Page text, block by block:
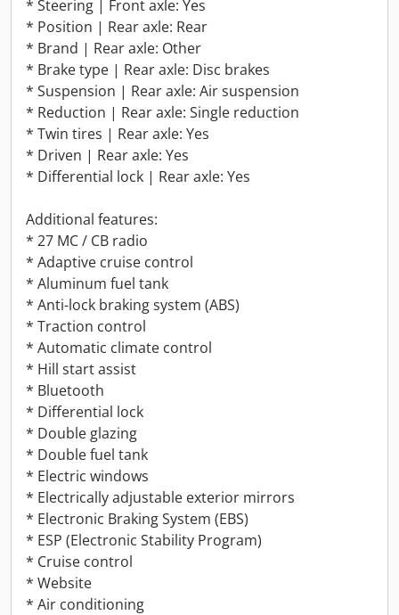
* Steering | Front axle: Yes
* Position | Rear axle: Rear
* Brand | Rear axle: Other
* Brake type | Rear axle: Disc brakes
* Suspension | Rear axle: Air suspension
* Reduction | Rear axle: Single reduction
* Twin tires | Rear axle: Yes
* Driven | Rear axle: Yes
* Differential lock | Rear axle: Yes
Additional features:
* 27 MC / CB radio
* Adaptive cruise control
* Aluminum fuel tank
* Anti-lock braking system (ABS)
* Traction control
* Automatic climate control
* Hill start assist
* Bluetooth
* Differential lock
* Double glazing
* Double fuel tank
* Electric windows
* Electrically adjustable exterior mirrors
* Electronic Braking System (EBS)
* ESP (Electronic Stability Program)
* Cruise control
* Website
* Air conditioning